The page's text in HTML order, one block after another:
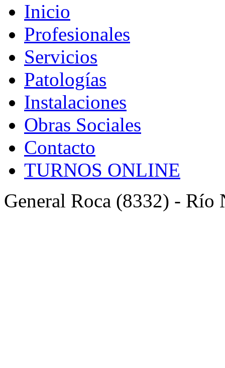
Inicio
Profesionales
Servicios
Patologías
Instalaciones
Obras Sociales
Contacto
TURNOS ONLINE
General Roca (8332) - Río